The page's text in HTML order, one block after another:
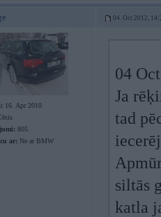
04. Oct 2012,
16. Apr 2010
805
ar: Ne ar BMW
04
Ja
tad
siltās
katla